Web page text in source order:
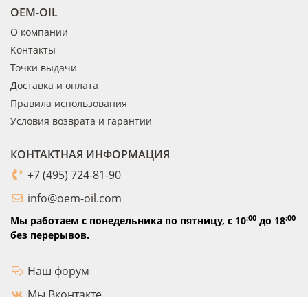
OEM-OIL
О компании
Контакты
Точки выдачи
Доставка и оплата
Правила использования
Условия возврата и гарантии
КОНТАКТНАЯ ИНФОРМАЦИЯ
+7 (495) 724-81-90
info@oem-oil.com
Мы работаем с понедельника по пятницу, с 10:00 до 18:00
без перерывов.
Наш форум